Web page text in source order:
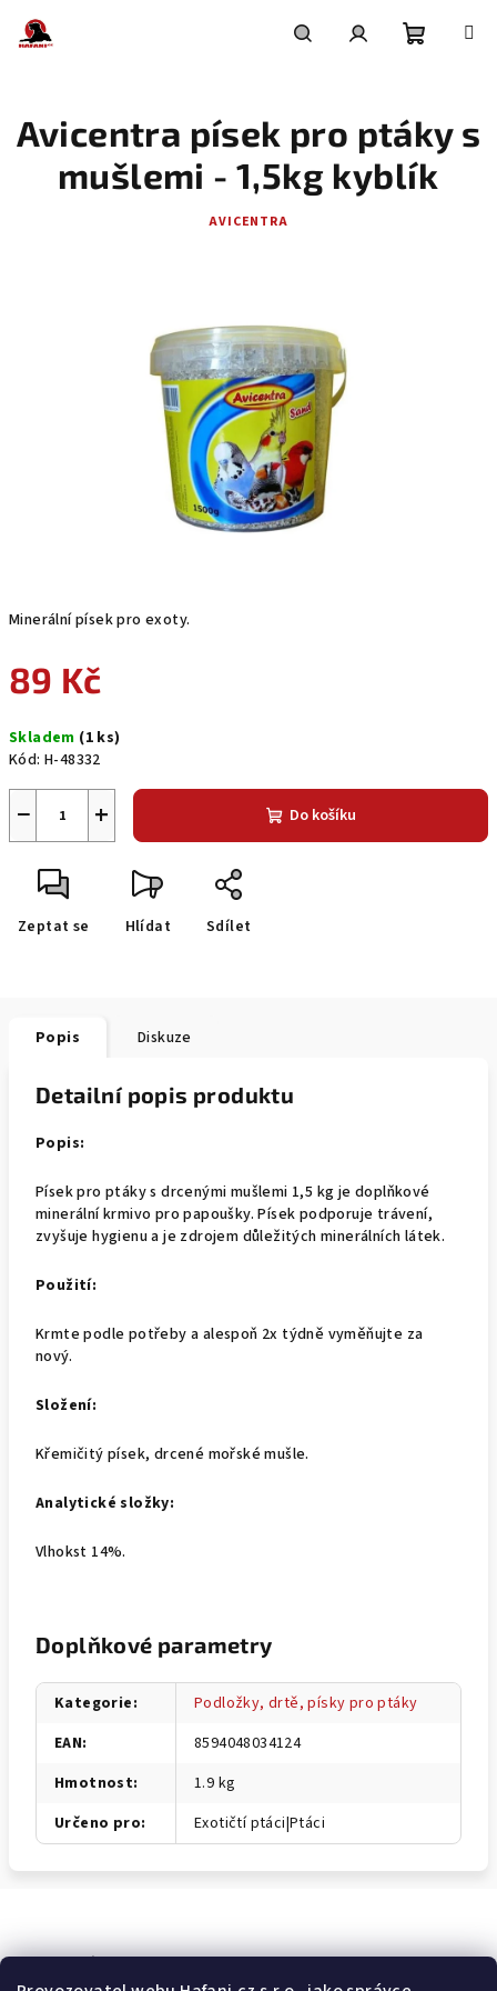
obsah
košík
Minerální písek pro exoty.
89 Kč
cena:
Skladem (1 ks)
Kód: H-48332
+
− Do košíku
Zeptat se Hlídat Sdílet
Avicentra písek pro ptáky s
mušlemi - 1,5kg kyblík
AVICENTRA
Popis Diskuze
Detailní popis produktu
Popis:
Písek pro ptáky s drcenými mušlemi 1,5 kg je doplňkové
minerální krmivo pro papoušky. Písek podporuje trávení,
zvyšuje hygienu a je zdrojem důležitých minerálních látek.
Použití:
Krmte podle potřeby a alespoň 2x týdně vyměňujte za
nový.
Složení:
Křemičitý písek, drcené mořské mušle.
Analytické složky:
Vlhokst 14%.
Doplňkové parametry
Kategorie:
Podložky, drtě, písky pro ptáky
EAN:
8594048034124
Hmotnost:
1.9 kg
Určeno pro: Exotičtí ptáci|Ptáci
Odebírat newsletter